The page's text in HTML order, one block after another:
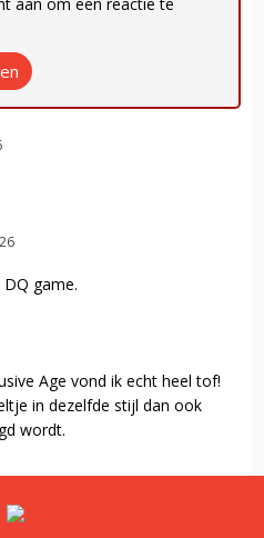
game.
Age vond ik echt heel tof!
in dezelfde stijl dan ook
wordt.